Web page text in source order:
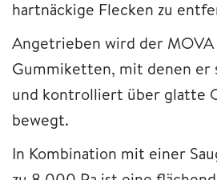
hartnäckige Flecken zu
Angetrieben wird der MOVA
Gummiketten, mit denen er
und kontrolliert über glatte
bewegt.
In Kombination mit einer